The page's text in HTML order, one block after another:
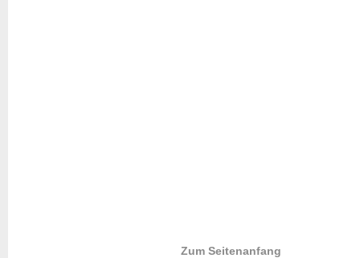
Zum Seitenanfang